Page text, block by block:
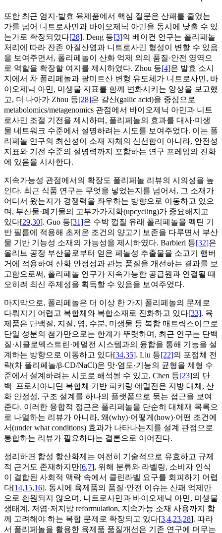
또한 최근 염지·발효 육제품에서 핵심 질문은 산패를 줄였는
가를 넘어 니트로사민과 바이오제닉 아민을 동시에 낮출 수 있
는가로 확장되었다[28]. Deng 등[3]의 베이컨 연구는 폴리페놀
처리에 따라 잔존 아질산염과 니트로사민 형성이 변할 수 있음
을 보여주면서, 폴리페놀이 산화 억제 외의 품질·안전 영역으
로 역할을 확장할 여지를 제시하였다. Zhou 등[4]은 발효 소시
지에서 차 폴리페놀과 팔미트산 변형 유도체가 니트로사민, 바
이오제닉 아민, 미생물 지표를 함께 변화시키는 양상을 보고했
고, 더 나아가 Zhou 등[28]은 갈산(gallic acid)을 중심으로
metabolomics/metagenomics 관점에서 바이오제닉 아민과 니트
로사민 조절 기전을 제시하며, 폴리페놀의 효과를 대사·미생
물 네트워크 수준에서 설명하려는 시도를 보여주었다. 이는 폴
리페놀 연구의 최신성이 소재 자체의 신선함이 아니라, 안전성
지표와 기전 수준의 설명력까지 포함하는 연구 프레임의 진화
에 있음을 시사한다.
지속가능성 관점에서의 확장도 폴리페놀 리뷰의 시의성을 높
인다. 최근 식품 연구는 무엇을 넣었는지를 넘어서, 그 소재가
어디서 왔는지가 경쟁력을 좌우하는 방향으로 이동하고 있으
며, 부산물·폐기물의 고부가가치화(upcycling)가 중요해지고
있다[29,30]. Guo 등[31]은 수박 껍질 유래 폴리페놀을 펙틴 기
반 필름에 적용해 초저온 조건의 양고기 보존을 다루면서 부산
물 기반 기능성 소재의 가능성을 제시하였다. Barbieri 등[32]은
올리브 공정 부산물로부터 얻은 페놀성 추출물을 소고기 햄버
거에 적용하여 산화 안정성과 관능 품질을 개선하는 결과를 보
고함으로써, 폴리페놀 연구가 지속가능한 공급원과 연결될 때
오히려 최신 주제성을 획득할 수 있음을 보여주었다.
마지막으로, 폴리페놀은 더 이상 한 가지 폴리페놀의 문제로
다뤄지기 어렵고 복합체와 복합소재로 진화하고 있다[33]. 육
제품은 단백질, 지질, 염, 수분, 미생물 등 복합 매트릭스이므로
단일 성분의 첨가만으로는 한계가 뚜렷하며, 최근 연구는 단백
질·시클로덱스트린·에멀전 시스템과의 융합을 통해 기능을 설
계하는 방향으로 이동하고 있다[34,35]. Liu 등[22]의 포접체 전
략(차 폴리페놀/β-CD/NaCl)은 맛·염도·기능의 균형을 제형 수
준에서 설계하려는 시도로 해석될 수 있고, Chen 등[23]의 단
백–프로시아니딘 복합체 기반 피커링 에멀전은 지방 대체, 산
화 안정성, 구조 설계를 하나의 플랫폼으로 묶는 접근을 보여
준다. 이러한 융합적 접근은 폴리페놀을 단순히 대체재 목록으
로 나열하는 리뷰가 아니라, 왜(why)·어떻게(how)·어떤 조건에
서(under what conditions) 효과가 나타나는지를 설계 관점으로
통합하는 리뷰가 필요하다는 결론으로 이어진다.
정리하면 합성 항산화제는 여전히 기술적으로 유효하고 규제
적 근거도 존재하지만[6,7], 위해 분류와 라벨링, 소비자 인식
이 결합된 사회적 맥락 속에서 클린라벨 요구를 회피하기 어렵
다[14,15,16]. 동시에 육제품의 품질·안전 이슈는 산패 억제만
으로 환원되지 않으며, 니트로사민과 바이오제닉 아민, 미생물
생태계, 저염·저지방 reformulation, 지속가능 소재 사용까지 함
께 고려해야 하는 복합 문제로 확장되고 있다[3,4,23,28]. 따라
서 폴리페놀을 활용한 육제품 품질개선은 기존 연구에 머무는